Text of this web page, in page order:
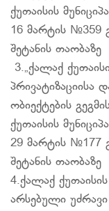
ქუთაისის
16 მარტის №359
შეტანის თაობაზე
3.„ქალაქ
პრივატიზაციისა
ობიექტების
ქუთაისის
29 მარტის №177
შეტანის თაობაზე
4.ქალაქ
არსებული